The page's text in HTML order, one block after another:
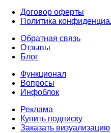
Договор оферты
Политика
Обратная связь
Отзывы
Блог
Функционал
Вопросы
Инфоблок
Реклама
Купить подписку
Заказать визуализацию